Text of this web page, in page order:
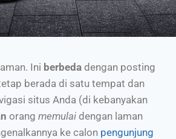
Ini berbeda dengan posting
berada di satu tempat dan
situs Anda (di kebanyakan
orang memulai dengan laman
ke calon pengunjung